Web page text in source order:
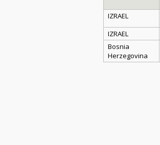
IZRAEL
IZRAEL
Bosnia
Herzegovina